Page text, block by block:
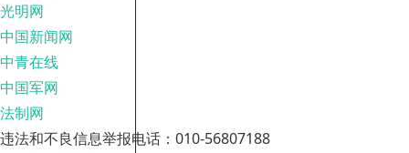
光明网
中国新闻网
中青在线
中国军网
法制网
违法和不良信息举报电话：010-56807188